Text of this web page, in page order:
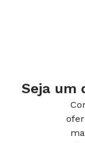
Seja um